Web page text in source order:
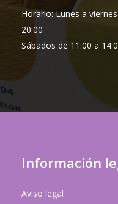
Horario: Lunes a
20:00
Sábados de 11:00 a
Información
Aviso legal